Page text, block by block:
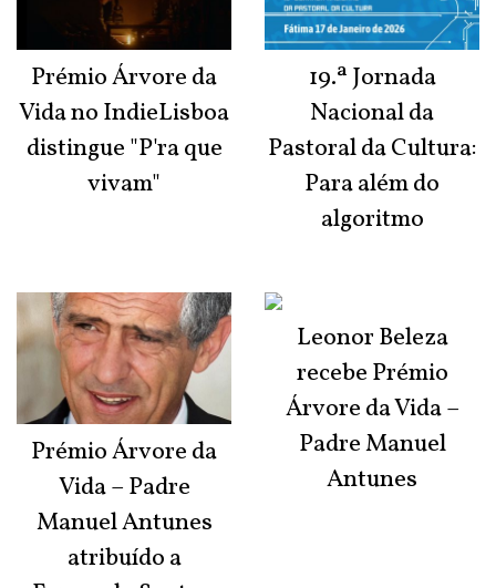
Prémio Árvore da
Vida no IndieLisboa
distingue "P'ra que
vivam"
Prémio Árvore da
Vida – Padre
Manuel Antunes
atribuído a
19.ª Jornada
Nacional da
Pastoral da Cultura:
Para além do
algoritmo
Leonor Beleza
recebe Prémio
Árvore da Vida –
Padre Manuel
Antunes